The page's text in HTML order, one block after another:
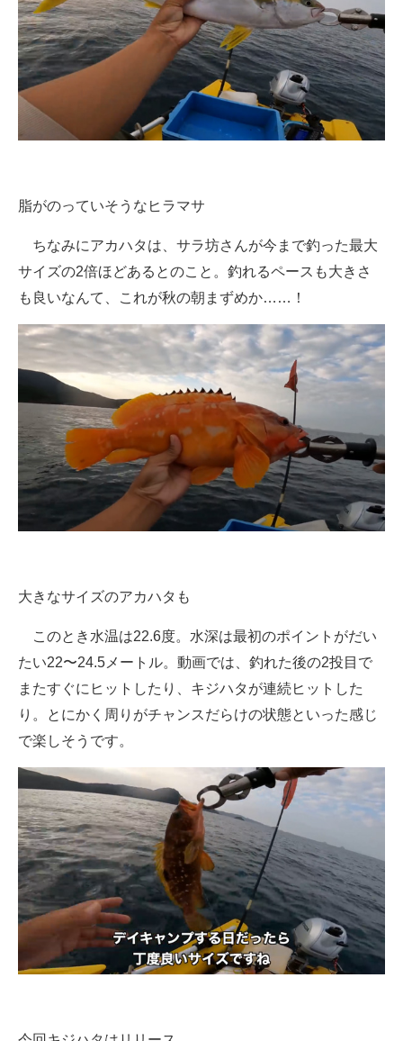
脂がのっていそうなヒラマサ
ちなみにアカハタは、サラ坊さんが今まで釣った最大
サイズの2倍ほどあるとのこと。釣れるペースも大きさ
も良いなんて、これが秋の朝まずめか……！
大きなサイズのアカハタも
このとき水温は22.6度。水深は最初のポイントがだい
たい22〜24.5メートル。動画では、釣れた後の2投目で
またすぐにヒットしたり、キジハタが連続ヒットした
り。とにかく周りがチャンスだらけの状態といった感じ
で楽しそうです。